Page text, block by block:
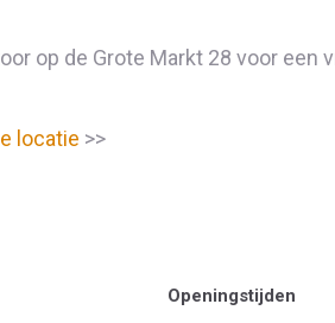
op de Grote Markt 28 voor een
locatie >>
Openingstijden